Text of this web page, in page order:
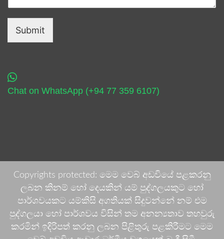
Submit
Chat on WhatsApp (+94 77 359 6107)
Copyrights protected: මෙම වෙබ් අඩවියේ පළකරනු
ලබන කිනම් හෝ දෙයකින් යම් පුද්ගලයකුට හෝ
පාර්ශවයකට යම්කිසි අගතියක් සිදුවන්නේ නම් එම
පුද්ගලයා හෝ පාර්ශවය විසින් තම අනන්‍යතාව තහවුරු
කරමින් ඉදිරිපත් කරනු ලබන පිළිතුරු පළකිරීමට මෙම